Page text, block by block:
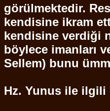
görülmektedir.
kendisine ikram
kendisine verdiği
böylece imanları
Sellem) bunu
Hz. Yunus ile